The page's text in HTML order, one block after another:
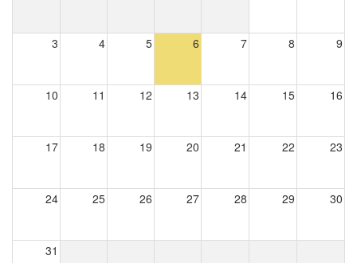
3 4 5 6 7 8 9
10 11 12 13 14 15 16
17 18 19 20 21 22 23
24 25 26 27 28 29 30
31